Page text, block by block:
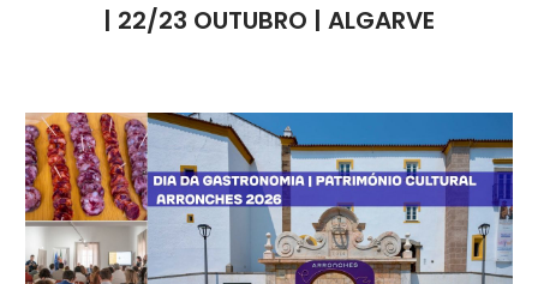
| 22/23 OUTUBRO | ALGARVE